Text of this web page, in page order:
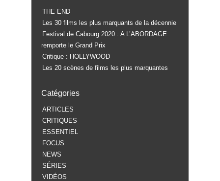
THE END
Les 30 films les plus marquants de la décennie
Festival de Cabourg 2020 : A L’ABORDAGE
remporte le Grand Prix
Critique : HOLLYWOOD
Les 20 scènes de films les plus marquantes
Catégories
ARTICLES
CRITIQUES
ESSENTIEL
FOCUS
NEWS
SÉRIES
VIDÉOS